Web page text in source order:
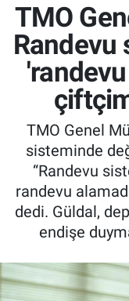
TMO
TMO Genel
sisteminde
“Randevu
randevu
dedi. Güldal,
endişe
Tarımsal
Tarım
TZOB
Tarım Kredi
Pankobirlik
Et fiyatları
Yetiştirici
Tüm
Son Dakika
Haber Arşivi